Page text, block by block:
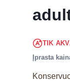
TIK
Įprasta